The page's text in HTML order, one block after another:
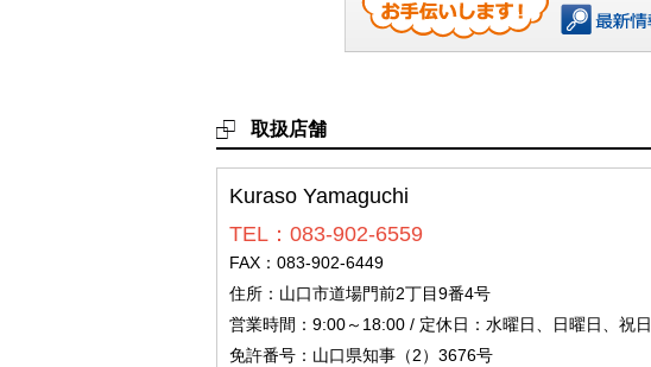
取扱店舗
Kuraso Yamaguchi
TEL：083-902-6559
FAX：083-902-6449
住所：山口市道場門前2丁目9番4号
営業時間：9:00～18:00 / 定休日：水曜日、日曜日、祝日
免許番号：山口県知事（2）3676号